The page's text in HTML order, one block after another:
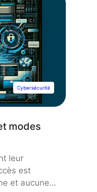
les
Cybersécurité
modes
leur
est
et aucune